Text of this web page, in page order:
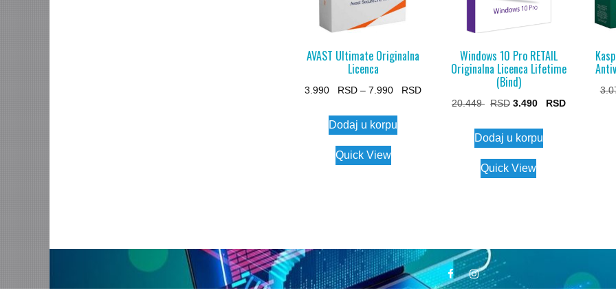
AVAST Ultimate Originalna
Licenca
3.990 – 7.990
Price
Dodaj u korpu
This
product
may
be
chosen
Quick View
Windows 10 Pro RETAIL
Originalna Licenca Lifetime
(Bind)
20.449
Original
was:
20.449 $.
3.490
Current
Dodaj u korpu
Quick View